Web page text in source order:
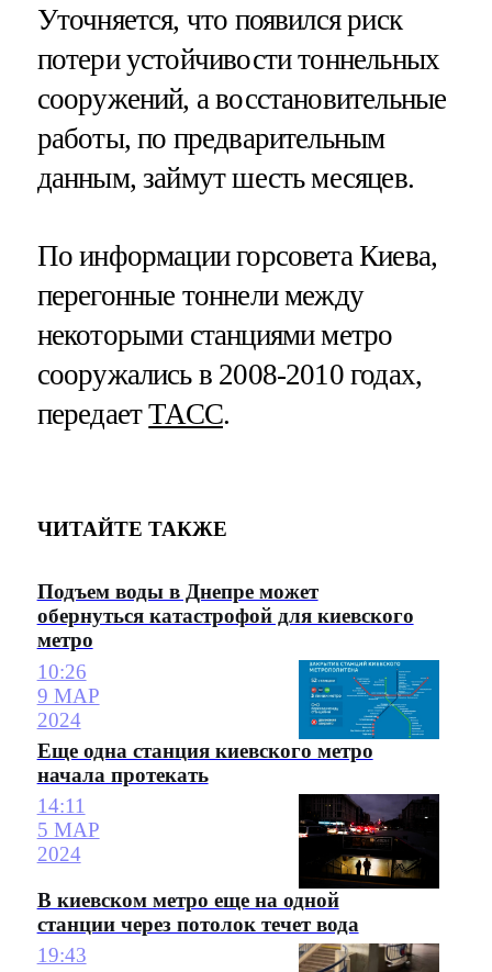
Уточняется, что появился риск
потери устойчивости тоннельных
сооружений, а восстановительные
работы, по предварительным
данным, займут шесть месяцев.
По информации горсовета Киева,
перегонные тоннели между
некоторыми станциями метро
сооружались в 2008-2010 годах,
передаетТАСС.
ЧИТАЙТЕ ТАКЖЕ
Подъем воды в Днепре может
обернуться катастрофой для киевского
метро
10:26
9 МАР
2024
Еще одна станция киевского метро
начала протекать
14:11
5 МАР
2024
В киевском метро еще на одной
станции через потолок течет вода
19:43